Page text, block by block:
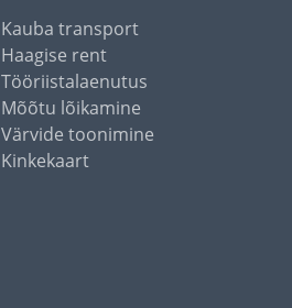
Kauba transport
Haagise rent
Tööriistalaenutus
Mõõtu lõikamine
Värvide toonimine
Kinkekaart